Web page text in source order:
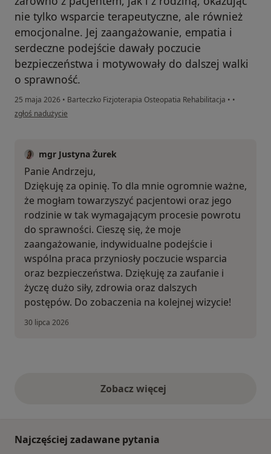
nie tylko wsparcie terapeutyczne, ale również
emocjonalne. Jej zaangażowanie, empatia i
serdeczne podejście dawały poczucie
bezpieczeństwa i motywowały do dalszej walki
o sprawność.
25 maja 2026 • Barteczko Fizjoterapia Osteopatia Rehabilitacja • •
w opinii użytkownika Pan Andrzej
zgłoś nadużycie
mgr Justyna Żurek
Panie Andrzeju,
Dziękuję za opinię. To dla mnie ogromnie ważne,
że mogłam towarzyszyć pacjentowi oraz jego
rodzinie w tak wymagającym procesie powrotu
do sprawności. Cieszę się, że moje
zaangażowanie, indywidualne podejście i
wspólna praca przyniosły poczucie wsparcia
oraz bezpieczeństwa. Dziękuję za zaufanie i
życzę dużo siły, zdrowia oraz dalszych
postępów. Do zobaczenia na kolejnej wizycie!
30 lipca 2026
Zobacz więcejopinie powyżej
Najczęściej zadawane pytania